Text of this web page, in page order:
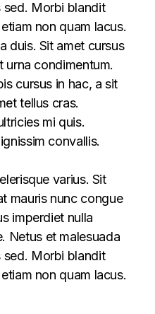
sed. Morbi blandit
non quam lacus.
duis. Sit amet cursus
urna condimentum.
cursus in hac, a sit
tellus cras.
mi quis.
convallis.
varius. Sit
mauris nunc congue
imperdiet nulla
Netus et malesuada
sed. Morbi blandit
non quam lacus.